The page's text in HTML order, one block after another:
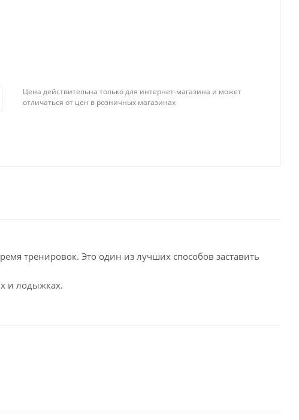
Цена действительна только для интернет-магазина и может
отличаться от цен в розничных магазинах
тренировок. Это один из лучших способов заставить
и лодыжках.